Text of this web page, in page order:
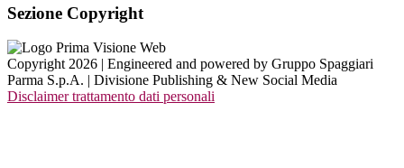
Sezione Copyright
Copyright 2026 | Engineered and powered by Gruppo Spaggiari
Parma S.p.A. | Divisione Publishing & New Social Media
Disclaimer trattamento dati personali